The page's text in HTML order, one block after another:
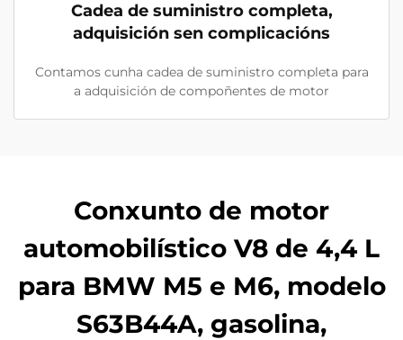
Cadea de suministro completa,
adquisición sen complicacións
Contamos cunha cadea de suministro completa para
a adquisición de compoñentes de motor
Conxunto de motor
automobilístico V8 de 4,4 L
para BMW M5 e M6, modelo
S63B44A, gasolina,